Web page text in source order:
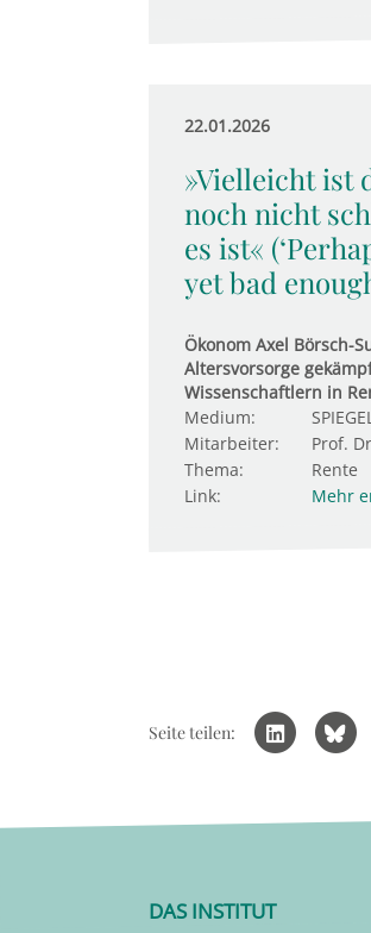
22.01.2026
»Vielleicht ist
noch nicht
es ist«
yet bad
Ökonom Axel Börsch-
Altersvorsorge
Wissenschaftlern in
Medium:
Mitarbeiter:
Prof.
Thema:
Rente
Link:
Mehr
Seite teilen:
DAS INSTITUT